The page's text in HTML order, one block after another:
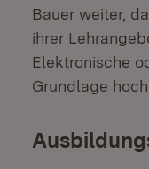
Bauer weiter,
ihrer
Elektronische
Grundlage